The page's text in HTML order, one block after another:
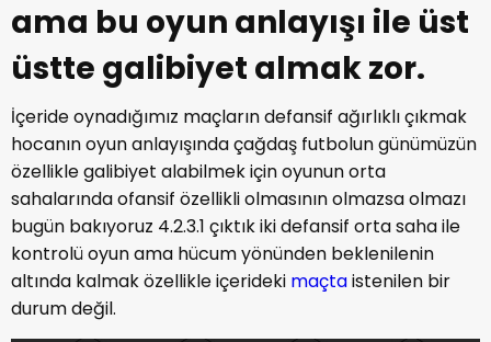
ama bu oyun anlayışı ile üst
üstte galibiyet almak zor.
İçeride oynadığımız maçların defansif ağırlıklı çıkmak
hocanın oyun anlayışında çağdaş futbolun günümüzün
özellikle galibiyet alabilmek için oyunun orta
sahalarında ofansif özellikli olmasının olmazsa olmazı
bugün bakıyoruz 4.2.3.1 çıktık iki defansif orta saha ile
kontrolü oyun ama hücum yönünden beklenilenin
altında kalmak özellikle içerideki maçtaistenilen bir
durum değil.